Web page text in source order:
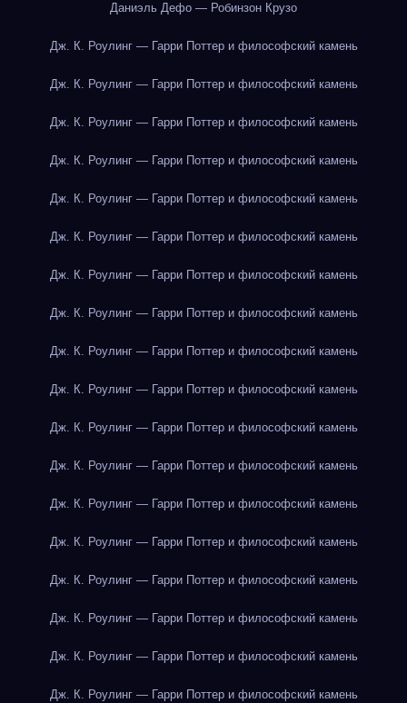
Даниэль Дефо — Робинзон Крузо
Дж. К. Роулинг — Гарри Поттер и философский камень
Дж. К. Роулинг — Гарри Поттер и философский камень
Дж. К. Роулинг — Гарри Поттер и философский камень
Дж. К. Роулинг — Гарри Поттер и философский камень
Дж. К. Роулинг — Гарри Поттер и философский камень
Дж. К. Роулинг — Гарри Поттер и философский камень
Дж. К. Роулинг — Гарри Поттер и философский камень
Дж. К. Роулинг — Гарри Поттер и философский камень
Дж. К. Роулинг — Гарри Поттер и философский камень
Дж. К. Роулинг — Гарри Поттер и философский камень
Дж. К. Роулинг — Гарри Поттер и философский камень
Дж. К. Роулинг — Гарри Поттер и философский камень
Дж. К. Роулинг — Гарри Поттер и философский камень
Дж. К. Роулинг — Гарри Поттер и философский камень
Дж. К. Роулинг — Гарри Поттер и философский камень
Дж. К. Роулинг — Гарри Поттер и философский камень
Дж. К. Роулинг — Гарри Поттер и философский камень
Дж. К. Роулинг — Гарри Поттер и философский камень